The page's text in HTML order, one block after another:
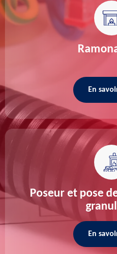
En
Poseur et pose
En